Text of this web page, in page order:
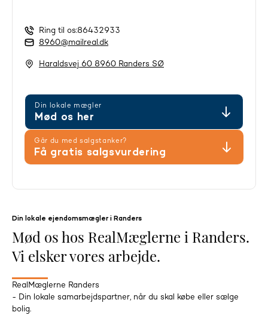
Ring til os:86432933
8960@mailreal.dk
Haraldsvej 60 8960 Randers SØ
Din lokale mægler
Mød os her
Går du med salgstanker?
Få gratis salgsvurdering
Din lokale ejendomsmægler i Randers
Mød os hos RealMæglerne i Randers.
Vi elsker vores arbejde.
RealMæglerne Randers
- Din lokale samarbejdspartner, når du skal købe eller sælge
bolig.